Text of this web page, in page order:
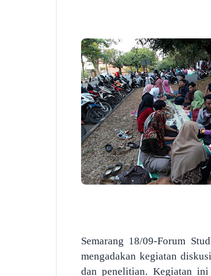
Semarang 18/09-Forum
mengadakan kegiatan
dan penelitian. Kegiatan